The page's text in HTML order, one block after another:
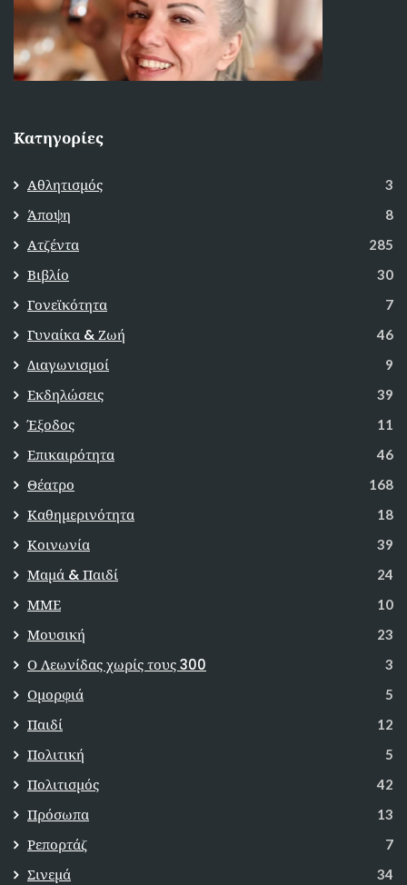
Κατηγορίες
Αθλητισμός 3
Άποψη 8
Ατζέντα 285
Βιβλίο 30
Γονεϊκότητα 7
Γυναίκα & Ζωή 46
Διαγωνισμοί 9
Εκδηλώσεις 39
Έξοδος 11
Επικαιρότητα 46
Θέατρο 168
Καθημερινότητα 18
Κοινωνία 39
Μαμά & Παιδί 24
ΜΜΕ 10
Μουσική 23
Ο Λεωνίδας χωρίς τους 300 3
Ομορφιά 5
Παιδί 12
Πολιτική 5
Πολιτισμός 42
Πρόσωπα 13
Ρεπορτάζ 7
Σινεμά 34